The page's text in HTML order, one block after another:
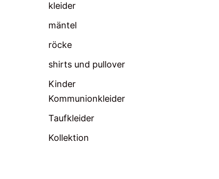
kleider
mäntel
röcke
shirts und pullover
Kinder
Kommunionkleider
Taufkleider
Kollektion